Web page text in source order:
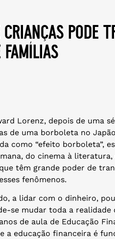
crianças pode
famílias
Lorenz, depois de uma
de uma borboleta no
como “efeito borboleta”,
do cinema à
têm grande poder de
fenômenos.
a lidar com o dinheiro,
se mudar toda a realidade
de aula de Educação
a educação financeira é